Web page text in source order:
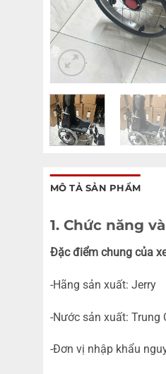
MÔ TẢ SẢN PHẨM
1. Chức năng
Đặc điểm chung của
-Hãng sản xuất: Jerry
-Nước sản xuất: Trung
-Đơn vị nhập khẩu